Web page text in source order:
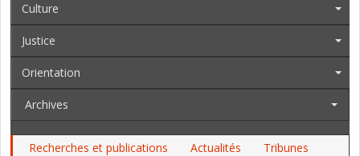
Culture
Justice
Orientation
Archives
Recherches et publications Actualités
Tribunes